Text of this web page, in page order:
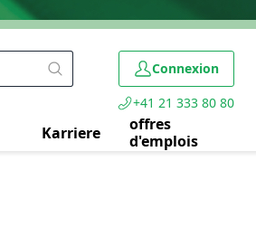
Connexion
+41 21 333 80 80
Karriere
offres
d'emplois